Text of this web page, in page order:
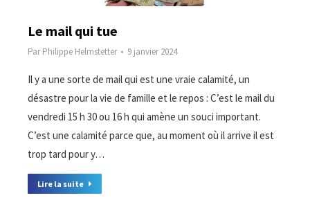
Le mail qui tue
ParPhilippe Helmstetter 9 janvier 2024
Il y a une sorte de mail qui est une vraie calamité, un
désastre pour la vie de famille et le repos : C’est le mail du
vendredi 15 h 30 ou 16 h qui amène un souci important.
C’est une calamité parce que, au moment où il arrive il est
trop tard pour y…
Lire la suite